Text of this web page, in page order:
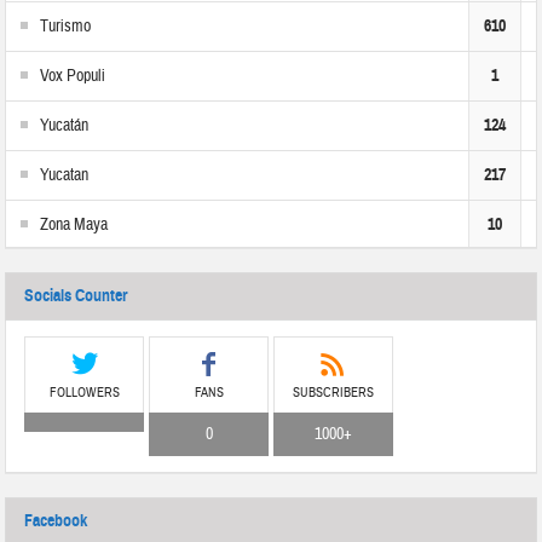
Turismo 610
Vox Populi 1
Yucatán 124
Yucatan 217
Zona Maya 10
Socials Counter
FOLLOWERS FANS
0
SUBSCRIBERS
1000+
Facebook